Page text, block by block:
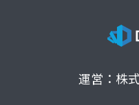
運営：株